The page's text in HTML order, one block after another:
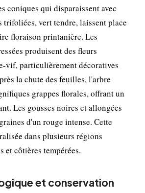
coniques qui disparaissent avec
trifoliées, vert tendre, laissent place
floraison printanière. Les
produisent des fleurs
vif, particulièrement décoratives
la chute des feuilles, l'arbre
grappes florales, offrant un
Les gousses noires et allongées
d'un rouge intense. Cette
dans plusieurs régions
et côtières tempérées.
et conservation